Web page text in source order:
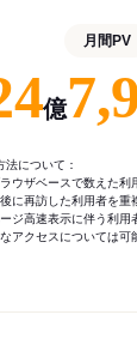
月間PV
億
について：
ウザベースで数えた
に再訪した利用者を
ジ高速表示に伴う利
アクセスについては可